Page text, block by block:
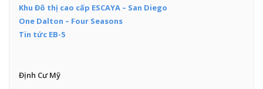
Khu Đô thị cao cấp ESCAYA – San Diego
One Dalton – Four Seasons
Tin tức EB-5
Định Cư Mỹ